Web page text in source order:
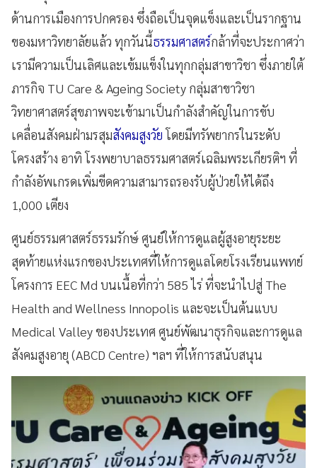
ด้านการเมืองการปกครอง ซึ่งถือเป็นจุดแข็งและเป็นรากฐาน
ของมหาวิทยาลัยแล้ว ทุกวันนี้ธรรมศาสตร์กล้าที่จะประกาศว่า
เรามีความเป็นเลิศและเข้มแข็งในทุกกลุ่มสาขาวิชา ซึ่งภายใต้
ภารกิจ TU Care & Ageing Society กลุ่มสาขาวิชา
วิทยาศาสตร์สุขภาพจะเข้ามาเป็นกำลังสำคัญในการขับ
เคลื่อนสังคมฝ่ามรสุมสังคมสูงวัยโดยมีทรัพยากรในระดับ
โครงสร้าง อาทิ โรงพยาบาลธรรมศาสตร์เฉลิมพระเกียรติฯ ที่
กำลังอัพเกรดเพิ่มขีดความสามารถรองรับผู้ป่วยให้ได้ถึง
1,000 เตียง
ศูนย์ธรรมศาสตร์ธรรมรักษ์ ศูนย์ให้การดูแลผู้สูงอายุระยะ
สุดท้ายแห่งแรกของประเทศที่ให้การดูแลโดยโรงเรียนแพทย์
โครงการ EEC Md บนเนื้อที่กว่า 585 ไร่ ที่จะนำไปสู่ The
Health and Wellness Innopolis และจะเป็นต้นแบบ
Medical Valley ของประเทศ ศูนย์พัฒนาธุรกิจและการดูแล
สังคมสูงอายุ (ABCD Centre) ฯลฯ ที่ให้การสนับสนุน